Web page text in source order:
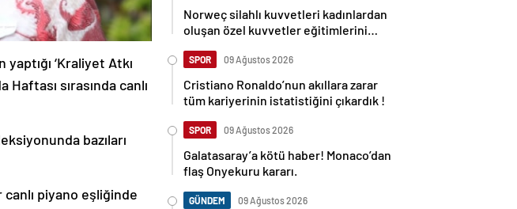
‘Kraliyet Atkı
sırasında canlı
bazıları
piyano eşliğinde
Norweç silahlı kuvvetleri kadınlardan
oluşan özel kuvvetler eğitimlerini
SPOR 09 Ağustos 2026
Cristiano Ronaldo’nun akıllara zarar
tüm kariyerinin istatistiğini çıkardık !
SPOR 09 Ağustos 2026
Galatasaray’a kötü haber! Monaco’dan
flaş Onyekuru kararı.
GÜNDEM 09 Ağustos 2026